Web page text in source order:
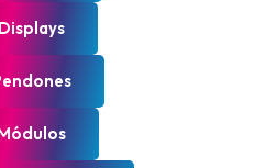
Displays